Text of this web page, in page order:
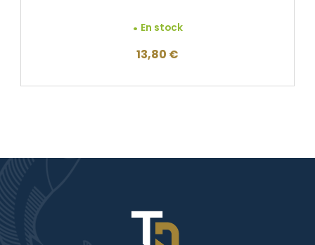
En stock
13,80 €